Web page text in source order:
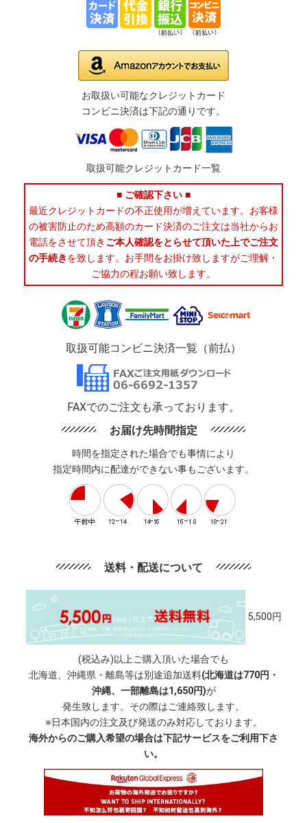
お取扱い可能なクレジットカード
コンビニ決済は下記の通りです。
取扱可能クレジットカード一覧
■ ご確認下さい ■
最近クレジットカードの不正使用が増えています。お客様
の被害防止のため高額のカード決済のご注文は当社からお
電話をさせて頂き ご本人確認をとらせて頂いた上でご注文
の手続きを致します。お手間をお掛け致しますがご理解・
ご協力の程お願い致します。
取扱可能コンビニ決済一覧（前払）
FAXでのご注文も承っております。
お届け先時間指定
時間を指定された場合でも事情により
指定時間内に配達ができない事もございます。
送料・配送について
5,500円
(税込み)以上ご購入頂いた場合でも
北海道、沖縄県・離島等は別途追加送料(北海道は770円・
沖縄、一部離島は1,650円)が
発生致します。その際はご連絡致します。
※日本国内の注文及び発送のみ対応しております。
海外からのご購入希望の場合は下記サービスをご利用下さ
い。